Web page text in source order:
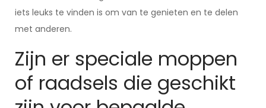
iets leuks te vinden is om van te genieten en te delen
met anderen.
Zijn er speciale moppen
of raadsels die geschikt